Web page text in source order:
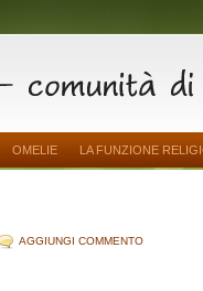
OMELIE LA FUNZIONE
AGGIUNGI COMMENTO